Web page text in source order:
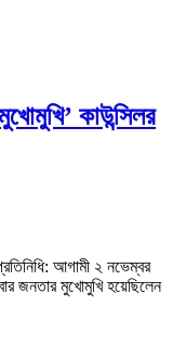
কাউন্সিলর
আগামী ২ নভেম্বর
জনতার মুখোমুখি হয়েছিলেন